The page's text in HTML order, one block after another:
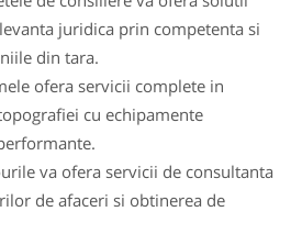
juridica prin competenta si
din tara.
ofera servicii complete in
cu echipamente
va ofera servicii de consultanta
de afaceri si obtinerea de